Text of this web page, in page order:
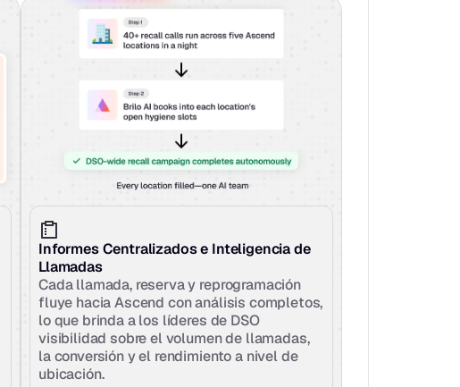
Informes Centralizados e Inteligencia de
Llamadas
Cada llamada, reserva y reprogramación
fluye hacia Ascend con análisis completos,
lo que brinda a los líderes de DSO
visibilidad sobre el volumen de llamadas,
la conversión y el rendimiento a nivel de
ubicación.